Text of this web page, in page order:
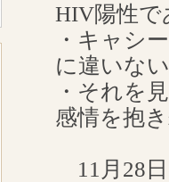
HIV陽性で
・キャシ
に違いな
・それを
感情を抱
11月28